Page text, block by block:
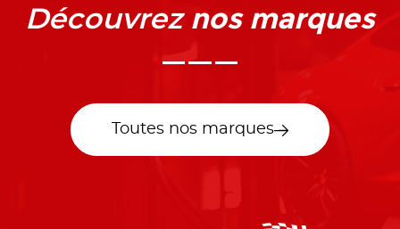
Découvrez nos marques
Toutes nos marques